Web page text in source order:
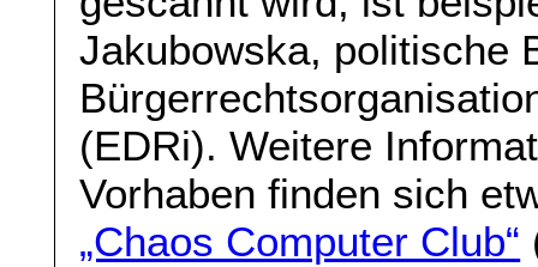
Jakubowska, politische
(EDRi). Weitere
Vorhaben finden sich
„Chaos Computer Club“